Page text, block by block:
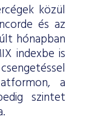
közül
és az
hónapban
indexbe is
a
szintet